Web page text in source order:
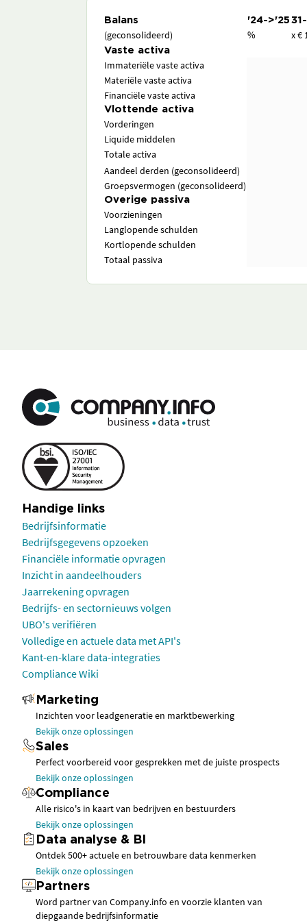
Balans '24->'25
(geconsolideerd) % x €
Vaste activa
Immateriële vaste activa
Materiële vaste activa
Financiële vaste activa
Vlottende activa
Vorderingen
Liquide middelen
Totale activa
Aandeel derden (geconsolideerd)
Groepsvermogen (geconsolideerd)
Overige passiva
Voorzieningen
Langlopende schulden
Kortlopende schulden
Totaal passiva
Handige links
Bedrijfsinformatie
Bedrijfsgegevens opzoeken
Financiële informatie opvragen
Inzicht in aandeelhouders
Jaarrekening opvragen
Bedrijfs- en sectornieuws volgen
UBO's verifiëren
Volledige en actuele data met API's
Kant-en-klare data-integraties
Compliance Wiki
Marketing
Inzichten voor leadgeneratie en marktbewerking
Bekijk onze oplossingen
Sales
Perfect voorbereid voor gesprekken met de juiste prospects
Bekijk onze oplossingen
Compliance
Alle risico's in kaart van bedrijven en bestuurders
Bekijk onze oplossingen
Data analyse & BI
Ontdek 500+ actuele en betrouwbare data kenmerken
Bekijk onze oplossingen
Partners
Word partner van Company.info en voorzie klanten van
diepgaande bedrijfsinformatie